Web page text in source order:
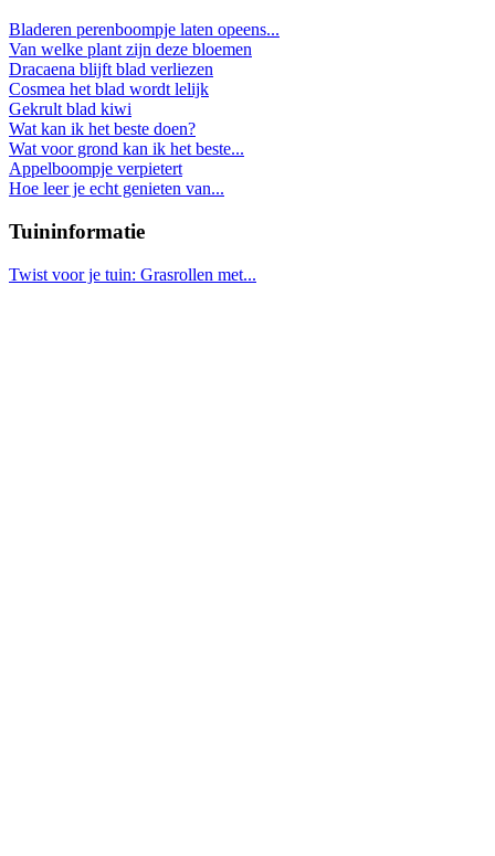
Bladeren perenboompje laten opeens...
Van welke plant zijn deze bloemen
Dracaena blijft blad verliezen
Cosmea het blad wordt lelijk
Gekrult blad kiwi
Wat kan ik het beste doen?
Wat voor grond kan ik het beste...
Appelboompje verpietert
Hoe leer je echt genieten van...
Tuininformatie
Twist voor je tuin: Grasrollen met...